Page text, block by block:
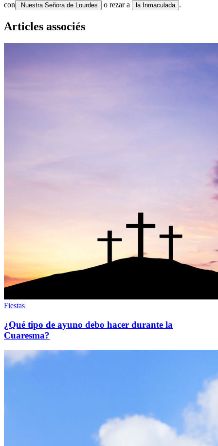
con
Nuestra Señora de Lourdes o rezar a la Inmaculada .
Articles associés
Fiestas
¿Qué tipo de ayuno debo hacer durante la
Cuaresma?